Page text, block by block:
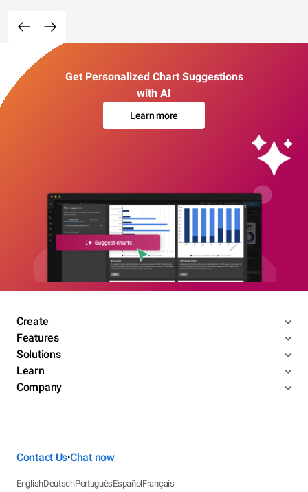
Get Personalized Chart Suggestions
with AI
Learn more
Create
Features
Solutions
Learn
Company
Contact Us•Chat now
EnglishDeutschPortuguêsEspañolFrançais